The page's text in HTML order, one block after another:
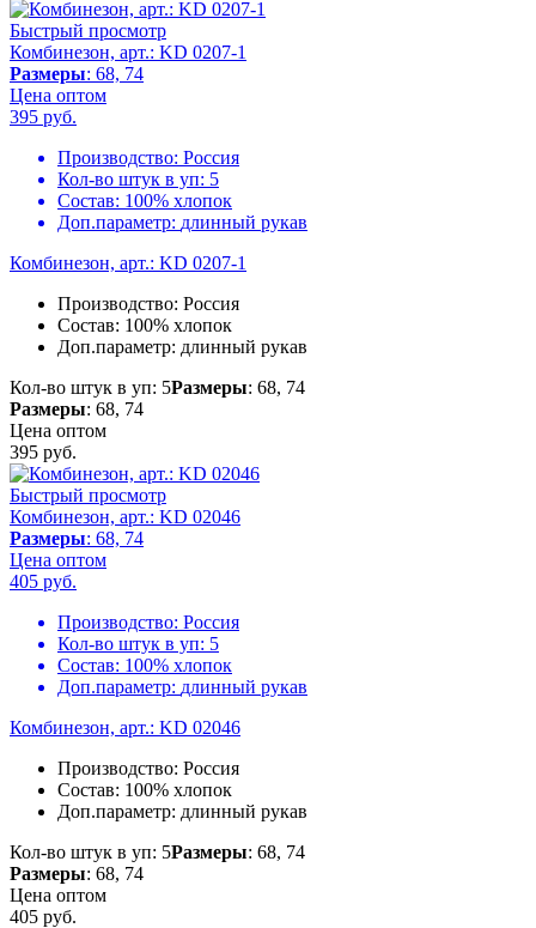
Быстрый просмотр
Комбинезон, арт.: KD 0207-1
Размеры: 68, 74
Цена оптом
395 руб.
Производство: Россия
Кол-во штук в уп: 5
Состав: 100% хлопок
Доп.параметр: длинный рукав
Комбинезон, арт.: KD 0207-1
Производство: Россия
Состав: 100% хлопок
Доп.параметр: длинный рукав
Кол-во штук в уп: 5Размеры: 68, 74
Размеры: 68, 74
Цена оптом
395 руб.
Быстрый просмотр
Комбинезон, арт.: KD 02046
Размеры: 68, 74
Цена оптом
405 руб.
Производство: Россия
Кол-во штук в уп: 5
Состав: 100% хлопок
Доп.параметр: длинный рукав
Комбинезон, арт.: KD 02046
Производство: Россия
Состав: 100% хлопок
Доп.параметр: длинный рукав
Кол-во штук в уп: 5Размеры: 68, 74
Размеры: 68, 74
Цена оптом
405 руб.